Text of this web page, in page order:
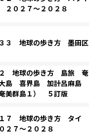
０２７～２０２８
３ 地球の歩き方 墨田区
地球の歩き方 島旅 奄
島 喜界島 加計呂麻島
奄美群島１） ５訂版
７ 地球の歩き方 タイ
２７～２０２８